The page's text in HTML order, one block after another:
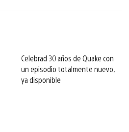
Celebrad 30 años de Quake con
un episodio totalmente nuevo,
ya disponible